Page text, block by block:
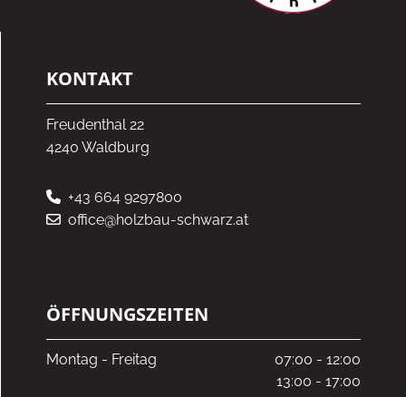
KONTAKT
Freudenthal 22
4240 Waldburg
 +43 664 9297800
 office@holzbau-schwarz.at
ÖFFNUNGSZEITEN
Montag - Freitag
07:00 - 12:00
13:00 - 17:00